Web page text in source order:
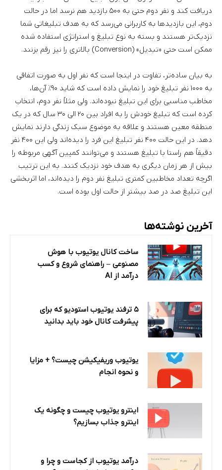
دریافت کند و نفر دوم حتی به ۵۰۰ بازدید هم نرسد اما در حالت
دوم، این بازدیدها به کاربرانی می‌رسد که به هدف تبلیغاتی شما
نزدیک‌تر هستند و بسته به نوع تبلیغ و استراتژی استفاده شده
ممکن است حتی «تبدیل» (Conversion) بالاتری را نیز رقم بزنند.
به بیان ساده‌تر، تفاوت در اینجا است که نفر اول به صورت اتفاقی
به ۱۰۰۰ نفر تبلیغ خود را نمایش داده است که شاید ۹۰٪ آن‌ها،
مخاطب مناسبی برای این تبلیغ نبوده‌اند. ولی مثلاً نفر دوم، انتخاب
کرده است که تبلیغ خودش را به افراد بین ۲۰ الی ۳۰ سال که در یک
منطقه معین هستند و علاقه به موضوع سبک زندگی دارند نمایش
دهد. در این حالت ۴۰۰ نفر تبلیغ این فرد را دیده‌اند ولی این ۴۰۰ نفر
دقیقاً هم راستا با تبلیغ هستند و می‌توانند کمپین آگهی مربوطه را
بیش از هر زمان دیگری به هدف خود نزدیک کنند. به این ترتیب
اگرچه تعداد مخاطبین کمتری تبلیغ نفر دوم را دیده‌اند، اما اثربخشی
این تبلیغ صد در صد بیشتر از حالت اول بوده است.
آخرین نوشته‌ها
ساخت کانال یوتیوب با هوش
مصنوعی – راهنمای شروع و کسب
درآمد از AI
۵ ترفند یوتیوب استودیو که برای
پیشرفت کانال خود باید بدانید
یوتیوب وریفیکیشن چیست؟ + مزایا
و نحوه انجام
اینترو یوتیوب چیست و چگونه یک
اینترو جذاب بسازیم؟
درآمد یوتیوب از کجاست و چرا و